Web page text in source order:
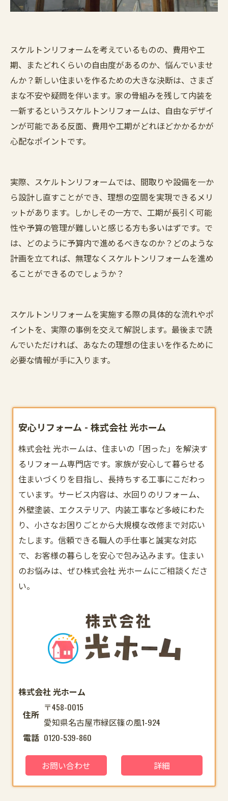
スケルトンリフォームを考えているものの、費用や工
期、またどれくらいの自由度があるのか、悩んでいませ
んか？新しい住まいを作るための大きな決断は、さまざ
まな不安や疑問を伴います。家の骨組みを残して内装を
一新するというスケルトンリフォームは、自由なデザイ
ンが可能である反面、費用や工期がどれほどかかるかが
心配なポイントです。
実際、スケルトンリフォームでは、間取りや設備を一か
ら設計し直すことができ、理想の空間を実現できるメリ
ットがあります。しかしその一方で、工期が長引く可能
性や予算の管理が難しいと感じる方も多いはずです。で
は、どのように予算内で進めるべきなのか？どのような
計画を立てれば、無理なくスケルトンリフォームを進め
ることができるのでしょうか？
スケルトンリフォームを実施する際の具体的な流れやポ
イントを、実際の事例を交えて解説します。最後まで読
んでいただければ、あなたの理想の住まいを作るために
必要な情報が手に入ります。
安心リフォーム - 株式会社 光ホーム
株式会社 光ホームは、住まいの「困った」を解決す
る リフォーム専門店です。家族が安心して暮らせる
住まいづくりを目指し、長持ちする工事にこだわっ
ています。サービス内容は、水回りのリフォーム、
外壁塗装、エクステリア、内装工事など多岐にわた
り、小さなお困りごとから大規模な改修まで対応い
たします。信頼できる職人の手仕事と誠実な対応
で、お客様の暮らしを安心で包み込みます。住まい
のお悩みは、ぜひ株式会社 光ホームにご相談くださ
い。
株式会社 光ホーム
住所
〒458-0015
愛知県名古屋市緑区篠の風1-924
電話 0120-539-860
お問い合わせ 詳細